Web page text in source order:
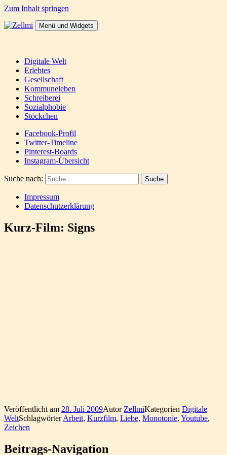
Zum Inhalt springen
Menü und Widgets
Digitale Welt
Erlebtes
Gesellschaft
Kommuneleben
Schreiberei
Sozialphobie
Stöckchen
Facebook-Profil
Twitter-Timeline
Pinterest-Boards
Instagram-Übersicht
Suche nach:
Impressum
Datenschutzerklärung
Kurz-Film: Signs
Veröffentlicht am 28. Juli 2009Autor ZellmiKategorien Digitale
WeltSchlagwörterArbeit, Kurzfilm, Liebe, Monotonie, Youtube,
Zeichen
Beitrags-Navigation